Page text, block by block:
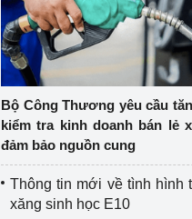
Bộ Công Thương yêu cầu
kiểm tra kinh doanh bán lẻ
đảm bảo nguồn cung
Thông tin mới về tình hình
xăng sinh học E10